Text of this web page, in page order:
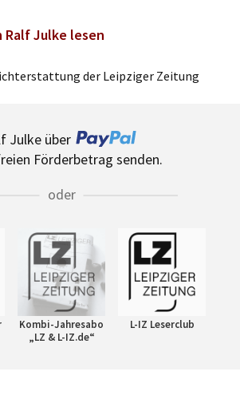
Julke lesen
der Leipziger Zeitung
Julke über
Förderbetrag senden.
oder
Kombi-Jahresabo
„LZ & L-IZ.de“
L-IZ Leserclub